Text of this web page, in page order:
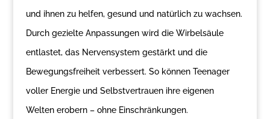
und ihnen zu helfen, gesund und natürlich zu wachsen.
Durch gezielte Anpassungen wird die Wirbelsäule
entlastet, das Nervensystem gestärkt und die
Bewegungsfreiheit verbessert. So können Teenager
voller Energie und Selbstvertrauen ihre eigenen
Welten erobern – ohne Einschränkungen.